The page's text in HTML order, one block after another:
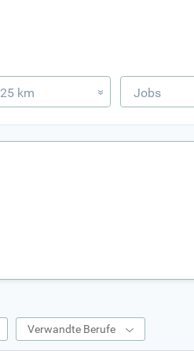
25 km » Jobs
Verwandte Berufe